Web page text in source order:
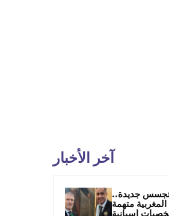
آخر الأخبار
جديدة..
متهمة